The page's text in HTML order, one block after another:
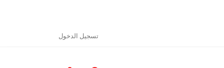
تسجيل الدخول